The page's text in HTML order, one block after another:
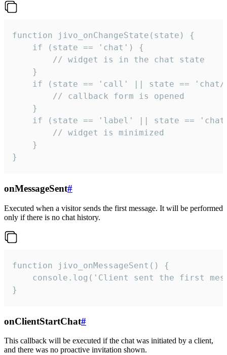
function jivo_onChangeState(state) {
    if (state == 'chat') {
        // widget is in the chat state
    }
if (state == 'call' || state ==
        // callback form is opened
    }
if (state == 'label' || state ==
        // widget is minimized
    }
}
onMessageSent#
Executed when a visitor sends the first message. It will be performed
only if there is no chat history.
function jivo_onMessageSent() {
console.log('Client sent the first
}
onClientStartChat#
This callback will be executed if the chat was initiated by a client,
and there was no proactive invitation shown.